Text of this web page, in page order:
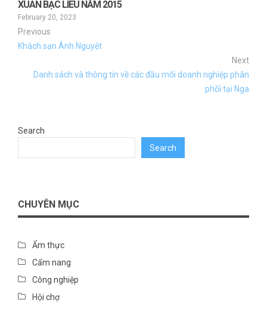
XUÂN BẠC LIÊU NĂM 2015
February 20, 2023
Previous
Khách sạn Ánh Nguyệt
Next
Danh sách và thông tin về các đầu mối doanh nghiệp phân
phối tại Nga
Search
Search
CHUYÊN MỤC
Ẩm thực
Cẩm nang
Công nghiệp
Hội chợ